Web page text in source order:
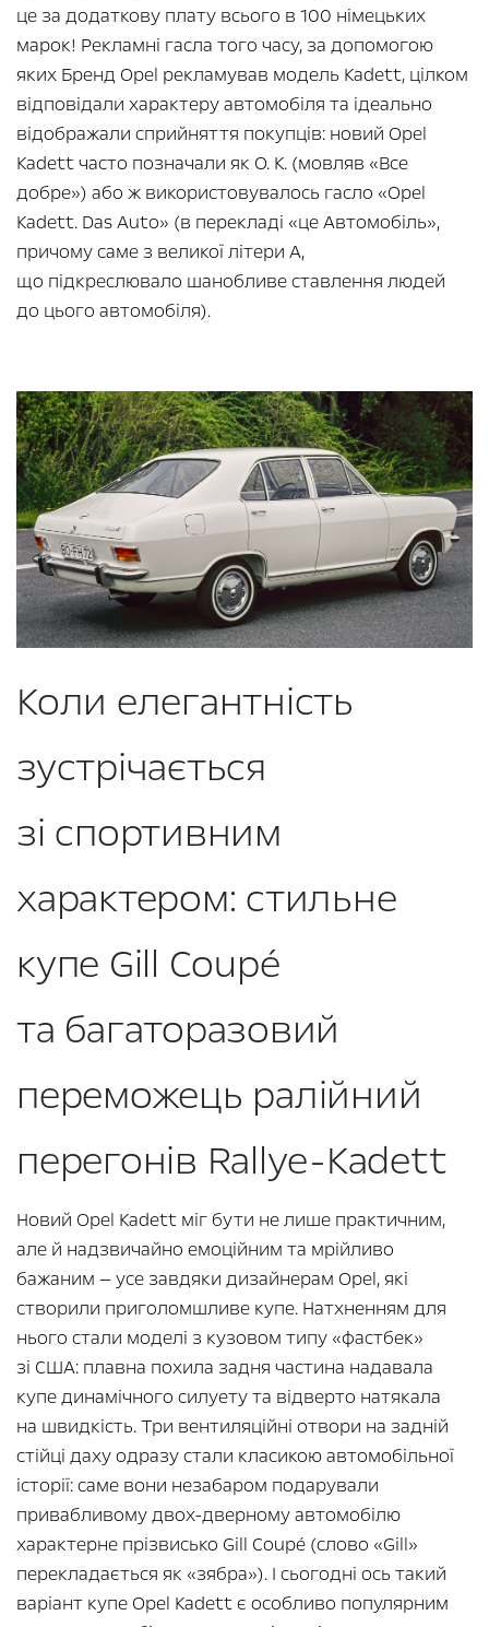
це за додаткову плату всього в 100 німецьких
марок! Рекламні гасла того часу, за допомогою
яких Бренд Opel рекламував модель Kadett, цілком
відповідали характеру автомобіля та ідеально
відображали сприйняття покупців: новий Opel
Kadett часто позначали як О. К. (мовляв «Все
добре») або ж використовувалось гасло «Opel
Kadett. Das Auto» (в перекладі «це Автомобіль»,
причому саме з великої літери А,
що підкреслювало шанобливе ставлення людей
до цього автомобіля).
Коли елегантність
зустрічається
зі спортивним
характером: стильне
купе Gill Coupé
та багаторазовий
переможець ралійний
перегонів Rallye-Kadett
Новий Opel Kadett міг бути не лише практичним,
але й надзвичайно емоційним та мрійливо
бажаним — усе завдяки дизайнерам Opel, які
створили приголомшливе купе. Натхненням для
нього стали моделі з кузовом типу «фастбек»
зі США: плавна похила задня частина надавала
купе динамічного силуету та відверто натякала
на швидкість. Три вентиляційні отвори на задній
стійці даху одразу стали класикою автомобільної
історії: саме вони незабаром подарували
привабливому двох-дверному автомобілю
характерне прізвисько Gill Coupé (слово «Gill»
перекладається як «зябра»). І сьогодні ось такий
варіант купе Opel Kadett є особливо популярним